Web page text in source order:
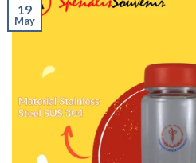
19
May